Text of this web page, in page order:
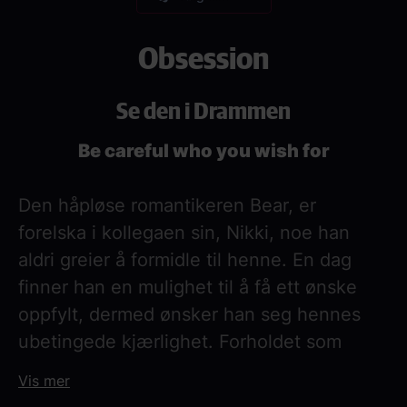
Obsession
Se den i Drammen
Be careful who you wish for
Den håpløse romantikeren Bear, er
forelska i kollegaen sin, Nikki, noe han
aldri greier å formidle til henne. En dag
finner han en mulighet til å få ett ønske
oppfylt, dermed ønsker han seg hennes
ubetingede kjærlighet. Forholdet som
Vis mer